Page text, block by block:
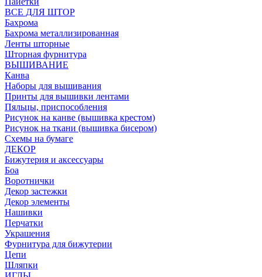
ВСЕ ДЛЯ ШТОР
Бахрома
Бахрома металлизированная
Ленты шторные
Шторная фурнитура
ВЫШИВАНИЕ
Канва
Наборы для вышивания
Принты для вышивки лентами
Пяльцы, приспособления
Рисунок на канве (вышивка крестом)
Рисунок на ткани (вышивка бисером)
Схемы на бумаге
ДЕКОР
Бижутерия и аксессуары
Боа
Воротнички
Декор застежки
Декор элементы
Нашивки
Перчатки
Украшения
Фурнитура для бижутерии
Цепи
Шляпки